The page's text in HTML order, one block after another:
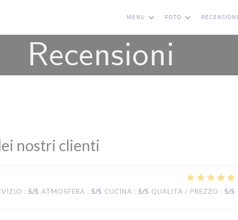
MENU FOTO RECENSIONI
Recensioni
nostri clienti
: 5/5 ATMOSFERA : 5/5 CUCINA : 5/5 QUALITÀ / PREZZO : 5/5